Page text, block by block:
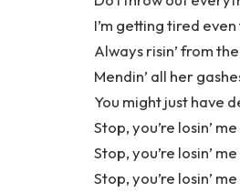
I’m getting tired
Always risin’ from
Mendin’ all her
You might just have
Stop, you’re losin’ me
Stop, you’re losin’ me
Stop, you’re losin’ me